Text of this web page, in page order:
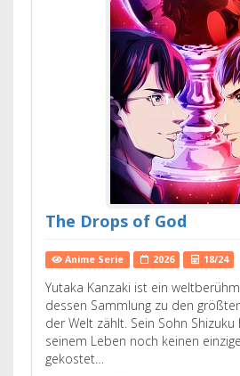
The Drops of God
Anime Serie 2026 18/24
Yutaka Kanzaki ist ein
dessen Sammlung zu den
der Welt zählt. Sein Sohn Shizuku
seinem Leben noch keinen
gekostet…